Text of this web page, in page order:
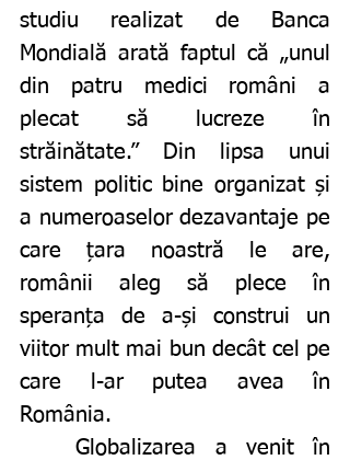
studiu realizat de Banca
Mondială arată faptul că „unul
din patru medici români a
plecat să lucreze în
străinătate.” Din lipsa unui
sistem politic bine organizat și
a numeroaselor dezavantaje pe
care țara noastră le are,
românii aleg să plece în
speranța de a-și construi un
viitor mult mai bun decât cel pe
care l-ar putea avea în
România.
	Globalizarea a venit în